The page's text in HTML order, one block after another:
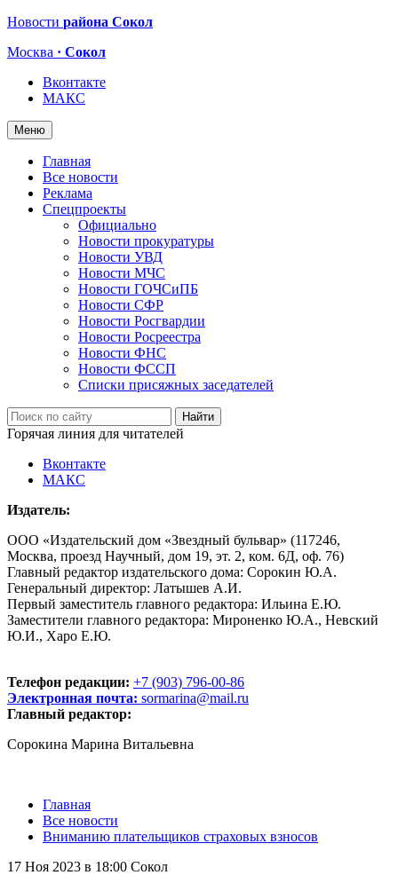
Новости района Сокол
Москва · Сокол
Вконтакте
МАКС
Меню
Главная
Все новости
Реклама
Спецпроекты
Официально
Новости прокуратуры
Новости УВД
Новости МЧС
Новости ГОЧСиПБ
Новости СФР
Новости Росгвардии
Новости Росреестра
Новости ФНС
Новости ФССП
Списки присяжных заседателей
Горячая линия для читателей
Вконтакте
МАКС
Издатель:
ООО «Издательский дом «Звездный бульвар» (117246,
Москва, проезд Научный, дом 19, эт. 2, ком. 6Д, оф. 76)
Главный редактор издательского дома: Сорокин Ю.А.
Генеральный директор: Латышев А.И.
Первый заместитель главного редактора: Ильина Е.Ю.
Заместители главного редактора: Мироненко Ю.А., Невский
Ю.И., Харо Е.Ю.
Телефон редакции: +7 (903) 796-00-86
Электронная почта: sormarina@mail.ru
Главный редактор:
Сорокина Марина Витальевна
Главная
Все новости
Вниманию плательщиков страховых взносов
17 Ноя 2023 в 18:00 Сокол